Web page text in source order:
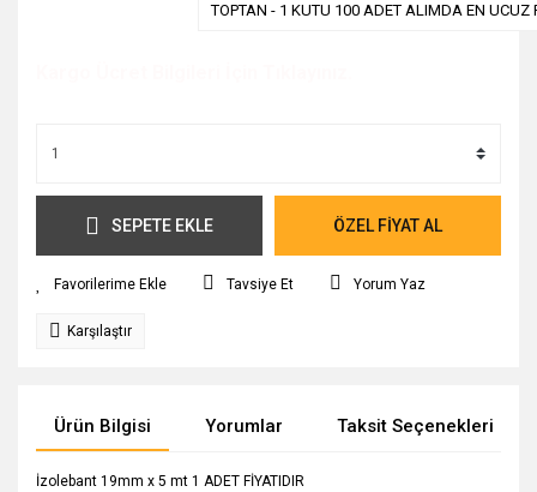
TOPTAN - 1 KUTU 100 ADET ALIMDA EN UCUZ
SEPETE EKLE ÖZEL FİYAT AL
Tavsiye Et Yorum Yaz
Karşılaştır
Ürün Bilgisi Yorumlar Taksit Seçenekleri
İzolebant 19mm x 5 mt 1 ADET FİYATIDIR